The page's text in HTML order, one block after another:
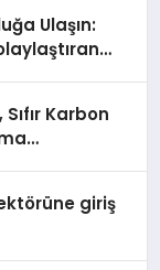
Ulaşın:
Karbon
giriş